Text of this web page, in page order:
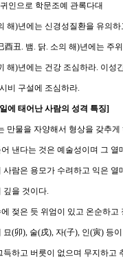
으로 학문조예 관록다대
)년에는 신경성질환을 유의하
丑. 뱀. 닭. 소의 해)년에는 주위
)년에는 건강 조심하라. 이성
구설에 조심하라.
에 태어난 사람의 성격 특징]
물을 자양해서 형상을 갖추게
다는 것은 예술성이며 그 열
은 용모가 수려하고 익은 열
을 것이다.
은 듯 위엄이 있고 온순하고
卯), 술(戌), 자(子), 인(寅) 등이
고 버릇이 없으며 무지하고